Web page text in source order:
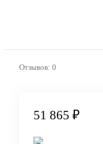
Отзывов: 0
51 865 ₽